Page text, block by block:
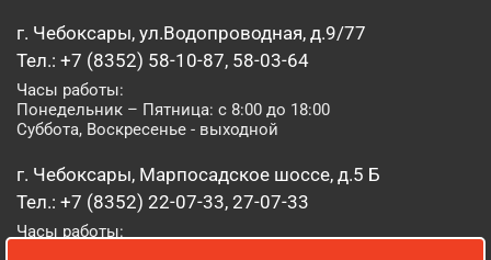
г. Чебоксары, ул.Водопроводная, д.9/77
Тел.: +7 (8352) 58-10-87, 58-03-64
Часы работы:
Понедельник – Пятница: с 8:00 до 18:00
Суббота, Воскресенье - выходной
г. Чебоксары, Марпосадское шоссе, д.5 Б
Тел.: +7 (8352) 22-07-33, 27-07-33
Часы работы: